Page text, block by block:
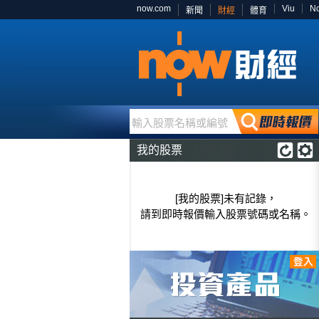
now.com 新聞 財經 體育 Viu
輸入股票名稱或編號
我的股票
[我的股票]未有記錄，
請到即時報價輸入股票號碼或名稱。